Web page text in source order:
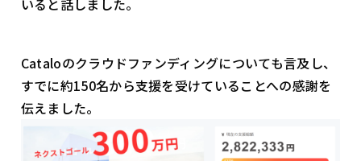
Cataloのクラウドファンディングについても言及し、
すでに約150名から支援を受けていることへの感謝を
伝えました。